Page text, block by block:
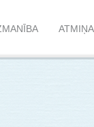
ATMIŅA